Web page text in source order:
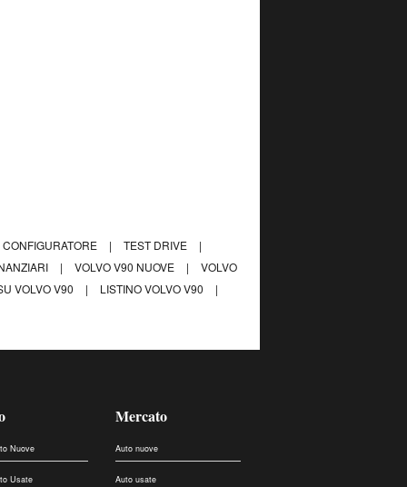
CONFIGURATORE | TEST DRIVE
|
| VOLVO V90 NUOVE |
VOLVO
VOLVO V90
| LISTINO VOLVO V90 |
Nuove
Usate
Mercato
Auto nuove
Auto usate